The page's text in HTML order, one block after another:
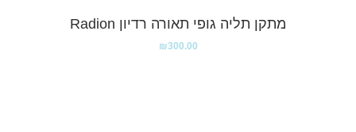
מתקן תליה גופי תאורה רדיון Radion
₪300.00